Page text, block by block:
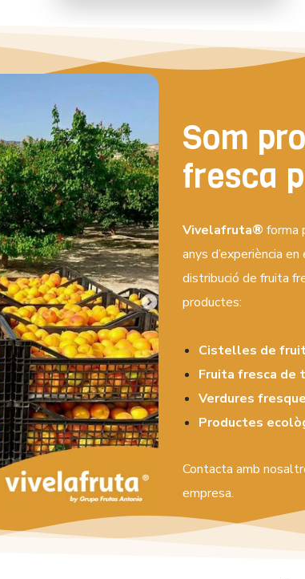
Som
fresca
Vivelafruta® forma
anys d’experiència
distribució de fruita
productes:
Cistelles de
Fruita fresca de
Verdures
Productes
Contacta amb
empresa.